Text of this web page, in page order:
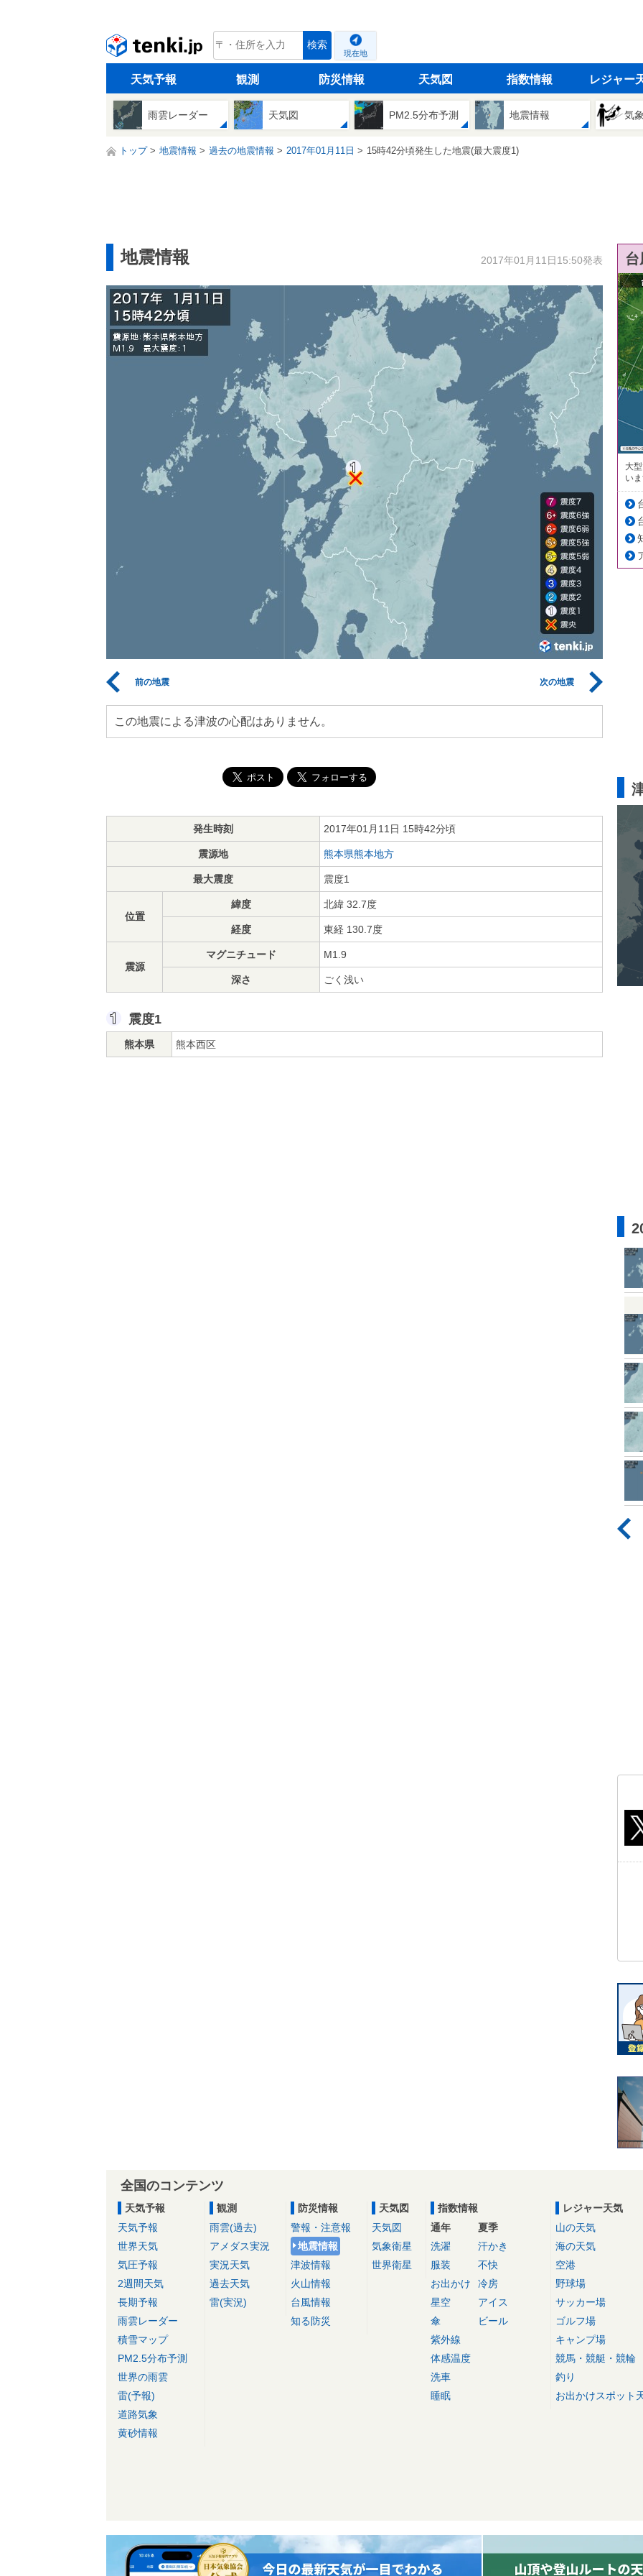
tenki.jp 検索
現在地
天気予報 観測 防災情報 天気図 指数情報 レジャー
雨雲レーダー 天気図 PM2.5分布予測 地震情報 気
トップ 地震情報 過去の地震情報 2017年01月11日 15時42分頃発生した地震(最大震度1)
地震情報 2017年01月11日15:50発表
前の地震 次の地震
この地震による津波の心配はありません。
発生時刻 2017年01月11日 15時42分頃
震源地 熊本県熊本地方
最大震度 震度1
位置
緯度 北緯 32.7度
経度 東経 130.7度
震源
マグニチュード M1.9
深さ ごく浅い
震度1
熊本県 熊本西区
大
い
全国のコンテンツ
天気予報
天気予報
世界天気
気圧予報
2週間天気
長期予報
雨雲レーダー
積雪マップ
PM2.5分布予測
世界の雨雲
雷(予報)
道路気象
黄砂情報
観測
雨雲(過去)
アメダス実況
実況天気
過去天気
雷(実況)
防災情報
警報・注意報
地震情報
津波情報
火山情報
台風情報
知る防災
天気図
天気図
気象衛星
世界衛星
指数情報
通年
洗濯
服装
お出かけ
星空
傘
紫外線
体感温度
洗車
睡眠
夏季
汗かき
不快
冷房
アイス
ビール
レジャー天気
山の天気
海の天気
空港
野球場
サッカー場
ゴルフ場
キャンプ場
競馬・競艇・競輪
釣り
お出かけスポット